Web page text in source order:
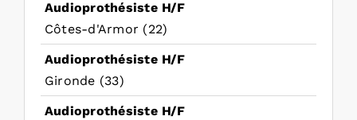
Audioprothésiste H/F
Côtes-d'Armor (22)
Audioprothésiste H/F
Gironde (33)
Audioprothésiste H/F